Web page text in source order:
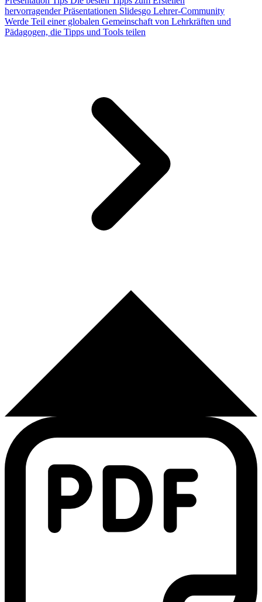
hervorragender Präsentationen Slidesgo Lehrer-Community
Werde Teil einer globalen Gemeinschaft von Lehrkräften und
Pädagogen, die Tipps und Tools teilen